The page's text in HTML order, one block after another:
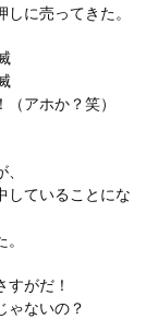
に売ってきた。
アホか？笑）
していることにな
がだ！
ゃないの？